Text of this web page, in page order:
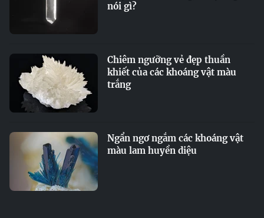
nói gì?
Chiêm ngưỡng vẻ đẹp thuần
khiết của các khoáng vật màu
trắng
Ngẩn ngơ ngắm các khoáng vật
màu lam huyền diệu